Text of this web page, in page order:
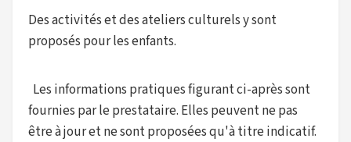
Des activités et des ateliers culturels y sont
proposés pour les enfants.
Les informations pratiques figurant ci-après sont
fournies par le prestataire. Elles peuvent ne pas
être à jour et ne sont proposées qu'à titre indicatif.